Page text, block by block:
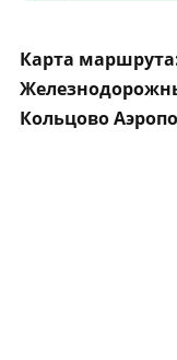
Карта
Кольцово